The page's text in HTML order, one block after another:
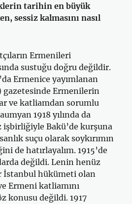
tarihin en büyük
sessiz kalmasını nasıl
Ermenileri
sustuğu doğru değildir.
Ermenice yayımlanan
gazetesinde Ermenilerin
ve katliamdan sorumlu
1918 yılında da
Bakü’de kurşuna
suçu olarak soykırımın
de hatırlayalım. 1915’de
değildi. Lenin henüz
İstanbul hükümeti olan
Ermeni katliamını
konusu değildi. 1917